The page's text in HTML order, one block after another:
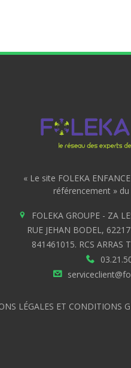
« Le site FOLEKA
référencement »
FOLEKA GROUPE - ZA
RUE JEHAN BODEL,
841461015. RCS ARRAS
LÉGALES ET CONDITIONS